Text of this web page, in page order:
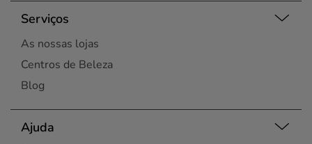
Serviços
As nossas lojas
Centros de Beleza
Blog
Ajuda